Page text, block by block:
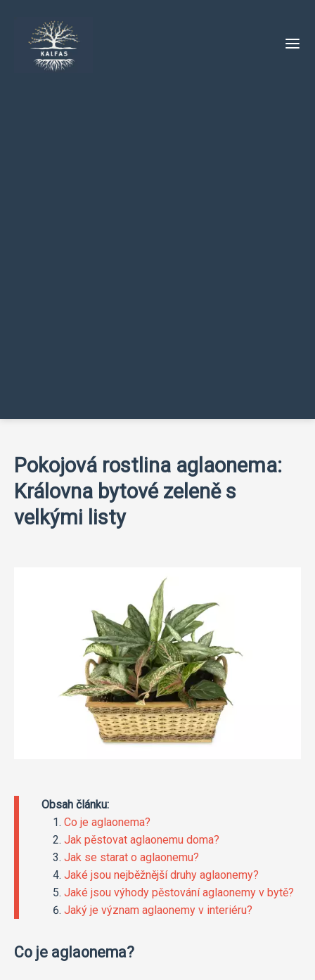
Pokojová rostlina aglaonema:
Královna bytové zeleně s
velkými listy
Obsah článku:
Co je aglaonema?
Jak pěstovat aglaonemu doma?
Jak se starat o aglaonemu?
Jaké jsou nejběžnější druhy aglaonemy?
Jaké jsou výhody pěstování aglaonemy v bytě?
Jaký je význam aglaonemy v interiéru?
Co je aglaonema?